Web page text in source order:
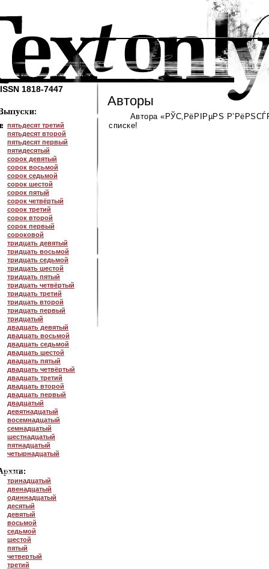
ISSN 1818-7447
пятьдесят третий
пятьдесят второй
пятьдесят первый
пятидесятый
сорок девятый
сорок восьмой
сорок седьмой
сорок шестой
сорок пятый
сорок четвёртый
сорок третий
сорок второй
сорок первый
сороковой
тридцать девятый
тридцать восьмой
тридцать седьмой
тридцать шестой
тридцать пятый
тридцать четвёртый
тридцать третий
тридцать второй
тридцать первый
тридцатый
двадцать девятый
двадцать восьмой
двадцать седьмой
двадцать шестой
двадцать пятый
двадцать четвёртый
двадцать третий
двадцать второй
двадцать первый
двадцатый
девятнадцатый
восемнадцатый
семнадцатый
шестнадцатый
пятнадцатый
четырнадцатый
тринадцатый
двенадцатый
одиннадцатый
десятый
девятый
восьмой
седьмой
шестой
пятый
четвертый
третий
Авторы
Автора «РЎС‚РёРІРµРЅ
списке!